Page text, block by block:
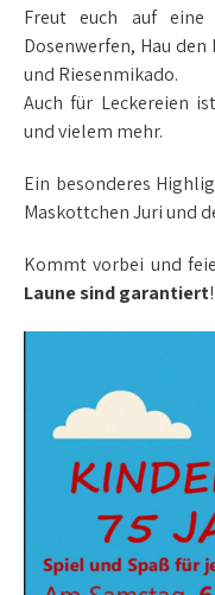
Freut euch auf eine
Dosenwerfen, Hau
und Riesenmikado.
Auch für Leckereien
und vielem mehr.
Ein besonderes
Maskottchen Juri und
Kommt vorbei und
Laune sind garantiert!